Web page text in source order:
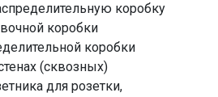
коробку
коробки
коробки
(сквозных)
для розетки,